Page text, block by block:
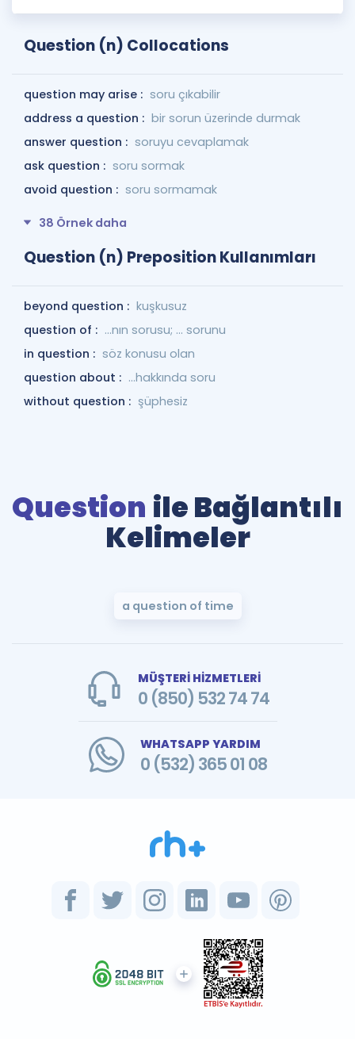
Question (n) Collocations
question may arise : soru çıkabilir
address a question : bir sorun üzerinde durmak
answer question : soruyu cevaplamak
ask question : soru sormak
avoid question : soru sormamak
38 Örnek daha
Question (n) Preposition Kullanımları
beyond question : kuşkusuz
question of : ...nın sorusu; ... sorunu
in question : söz konusu olan
question about : ...hakkında soru
without question : şüphesiz
Question ile Bağlantılı
Kelimeler
a question of time
MÜŞTERİ HİZMETLERİ
0 (850) 532 74 74
WHATSAPP YARDIM
0 (532) 365 01 08